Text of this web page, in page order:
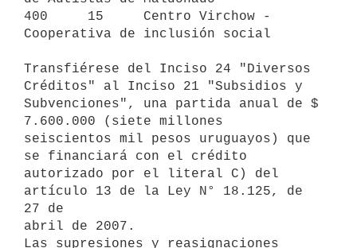
400     15     Centro Virchow -
Cooperativa de inclusión social
Transfiérese del Inciso 24 "Diversos
Créditos" al Inciso 21 "Subsidios y
Subvenciones", una partida anual de $
7.600.000 (siete millones
seiscientos mil pesos uruguayos) que
se financiará con el crédito
autorizado por el literal C) del
artículo 13 de la Ley N° 18.125, de
27 de
abril de 2007.
Las supresiones y reasignaciones